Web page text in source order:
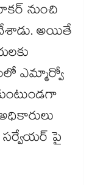
నుంచి
అయితే
ఎమ్మార్వో
సర్వేయర్ పై